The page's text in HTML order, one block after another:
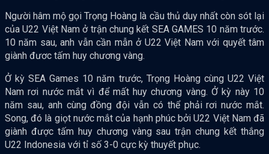
Người hâm mộ gọi Trọng Hoàng là cầu thủ duy nhất còn sót lại
của U22 Việt Nam ở trận chung kết SEA GAMES 10 năm trước.
10 năm sau, anh vẫn cần mẫn ở U22 Việt Nam với quyết tâm
giành đươc tấm huy chương vàng.
Ở kỳ SEA Games 10 năm trước, Trọng Hoàng cùng U22 Việt
Nam rơi nước mắt vì để mất huy chương vàng. Ở kỳ này 10
năm sau, anh cùng đồng đội vẫn có thể phải rơi nước mắt.
Song, đó là giọt nước mắt của hạnh phúc bởi U22 Việt Nam đã
giành được tấm huy chương vàng sau trận chung kết thắng
U22 Indonesia với tỉ số 3-0 cực kỳ thuyết phục.